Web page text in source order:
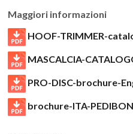
Maggiori informazioni
HOOF-TRIMMER-
MASCALCIA-
PRO-DISC-brochure-
brochure-ITA-